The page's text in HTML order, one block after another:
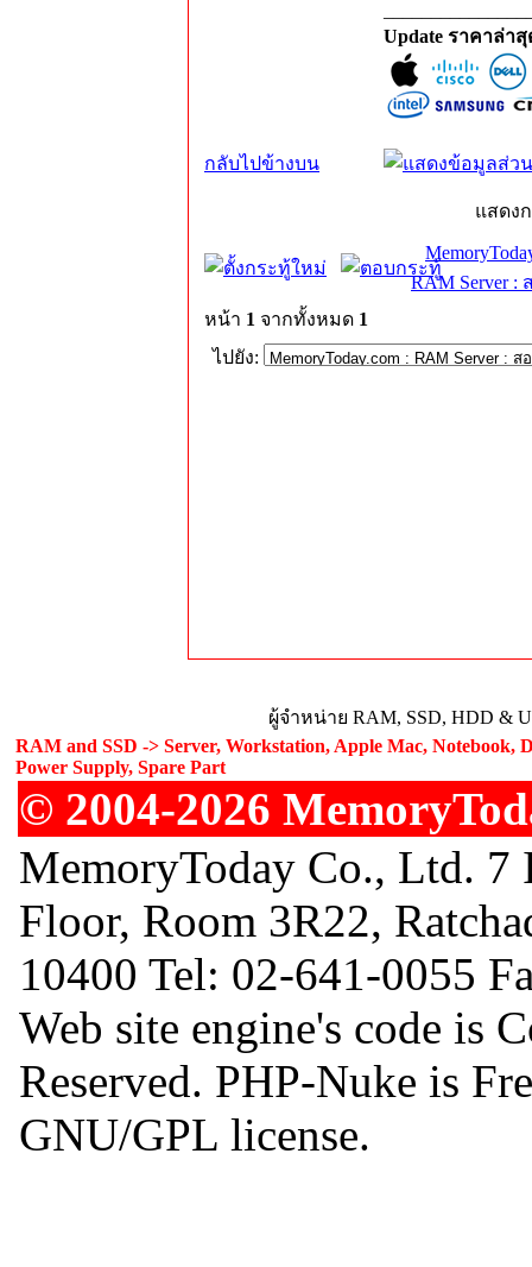
Update ราคาล่า
กลับไปข้างบน
แสดง
RAM Server :
หน้า 1 จากทั้งหมด 1
ไปยัง:
ผู้จำหน่าย RAM, SSD, HDD &
RAM and SSD -> Server, Workstation, Apple Mac, Notebook,
Power Supply, Spare Part
© 2004-2026
MemoryToday Co., Ltd.
Floor, Room 3R22,
10400 Tel: 02-641-0055
Web site engine's code is
Reserved. PHP-Nuke is
GNU/GPL license.